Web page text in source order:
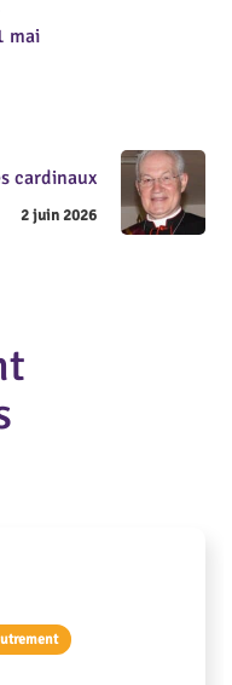
mai
cardinaux
2 juin 2026